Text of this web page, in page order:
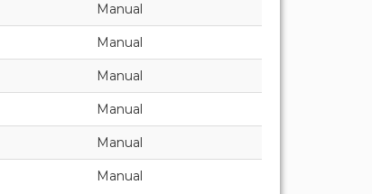
Manual
Manual
Manual
Manual
Manual
Manual